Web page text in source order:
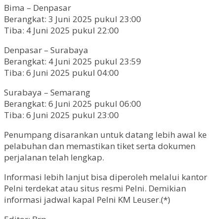
Bima – Denpasar
Berangkat: 3 Juni 2025 pukul 23:00
Tiba: 4 Juni 2025 pukul 22:00
Denpasar – Surabaya
Berangkat: 4 Juni 2025 pukul 23:59
Tiba: 6 Juni 2025 pukul 04:00
Surabaya – Semarang
Berangkat: 6 Juni 2025 pukul 06:00
Tiba: 6 Juni 2025 pukul 23:00
Penumpang disarankan untuk datang lebih awal ke
pelabuhan dan memastikan tiket serta dokumen
perjalanan telah lengkap.
Informasi lebih lanjut bisa diperoleh melalui kantor
Pelni terdekat atau situs resmi Pelni. Demikian
informasi jadwal kapal Pelni KM Leuser.(*)